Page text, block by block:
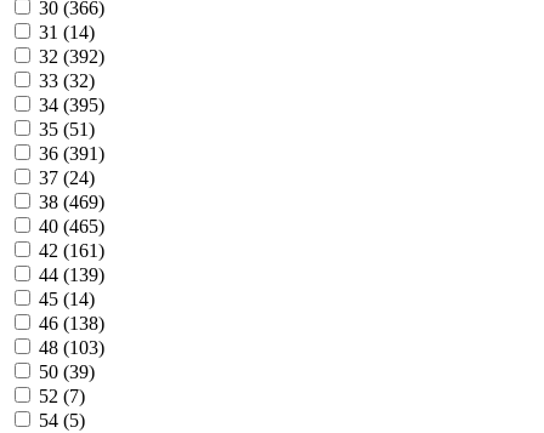
30 (366)
31 (14)
32 (392)
33 (32)
34 (395)
35 (51)
36 (391)
37 (24)
38 (469)
40 (465)
42 (161)
44 (139)
45 (14)
46 (138)
48 (103)
50 (39)
52 (7)
54 (5)